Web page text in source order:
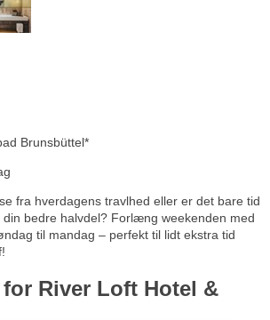
Brunsbüttel*
fra hverdagens travlhed eller er det bare tid
din bedre halvdel? Forlæng weekenden med
til mandag – perfekt til lidt ekstra tid
River Loft Hotel &